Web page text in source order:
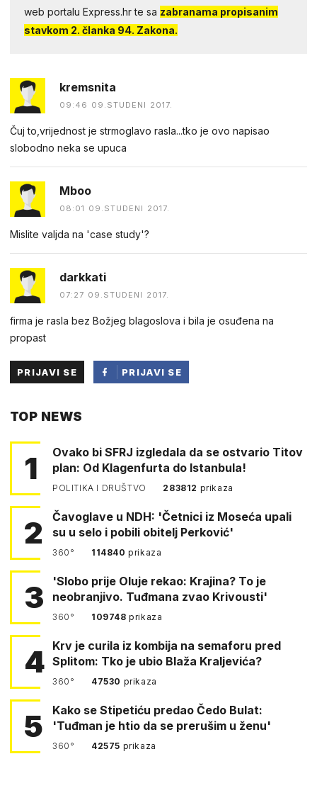
web portalu Express.hr te sa zabranama propisanim
stavkom 2. članka 94. Zakona.
kremsnita
09:46 09.STUDENI 2017.
Čuj to,vrijednost je strmoglavo rasla...tko je ovo napisao
slobodno neka se upuca
Mboo
08:01 09.STUDENI 2017.
Mislite valjda na 'case study'?
darkkati
07:27 09.STUDENI 2017.
firma je rasla bez Božjeg blagoslova i bila je osuđena na
propast
PRIJAVI SE
PRIJAVI SE
TOP NEWS
1
Ovako bi SFRJ izgledala da se ostvario Titov
plan: Od Klagenfurta do Istanbula!
POLITIKA I DRUŠTVO 283812 prikaza
2
Čavoglave u NDH: 'Četnici iz Moseća upali
su u selo i pobili obitelj Perković'
360° 114840prikaza
3
'Slobo prije Oluje rekao: Krajina? To je
neobranjivo. Tuđmana zvao Krivousti'
360° 109748prikaza
4 Krv je curila iz kombija na semaforu pred
Splitom: Tko je ubio Blaža Kraljevića?
360° 47530 prikaza
5
Kako se Stipetiću predao Čedo Bulat:
'Tuđman je htio da se prerušim u ženu'
360° 42575 prikaza